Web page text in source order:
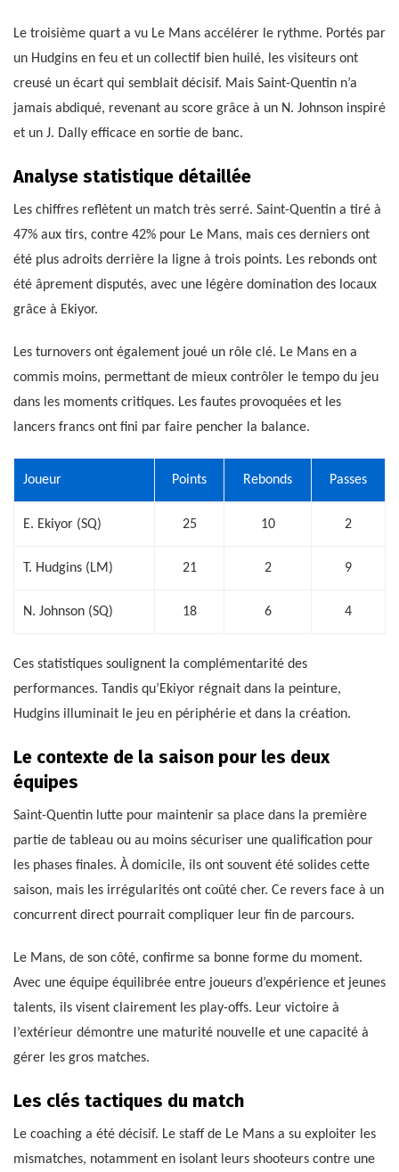
Le troisième quart a vu Le Mans accélérer le rythme. Portés par
un Hudgins en feu et un collectif bien huilé, les visiteurs ont
creusé un écart qui semblait décisif. Mais Saint-Quentin n’a
jamais abdiqué, revenant au score grâce à un N. Johnson inspiré
et un J. Dally efficace en sortie de banc.
Analyse statistique détaillée
Les chiffres reflètent un match très serré. Saint-Quentin a tiré à
47% aux tirs, contre 42% pour Le Mans, mais ces derniers ont
été plus adroits derrière la ligne à trois points. Les rebonds ont
été âprement disputés, avec une légère domination des locaux
grâce à Ekiyor.
Les turnovers ont également joué un rôle clé. Le Mans en a
commis moins, permettant de mieux contrôler le tempo du jeu
dans les moments critiques. Les fautes provoquées et les
lancers francs ont fini par faire pencher la balance.
Joueur Points Rebonds Passes
E. Ekiyor (SQ) 25 10 2
T. Hudgins (LM) 21 2 9
N. Johnson (SQ) 18 6 4
Ces statistiques soulignent la complémentarité des
performances. Tandis qu’Ekiyor régnait dans la peinture,
Hudgins illuminait le jeu en périphérie et dans la création.
Le contexte de la saison pour les deux
équipes
Saint-Quentin lutte pour maintenir sa place dans la première
partie de tableau ou au moins sécuriser une qualification pour
les phases finales. À domicile, ils ont souvent été solides cette
saison, mais les irrégularités ont coûté cher. Ce revers face à un
concurrent direct pourrait compliquer leur fin de parcours.
Le Mans, de son côté, confirme sa bonne forme du moment.
Avec une équipe équilibrée entre joueurs d’expérience et jeunes
talents, ils visent clairement les play-offs. Leur victoire à
l’extérieur démontre une maturité nouvelle et une capacité à
gérer les gros matches.
Les clés tactiques du match
Le coaching a été décisif. Le staff de Le Mans a su exploiter les
mismatches, notamment en isolant leurs shooteurs contre une